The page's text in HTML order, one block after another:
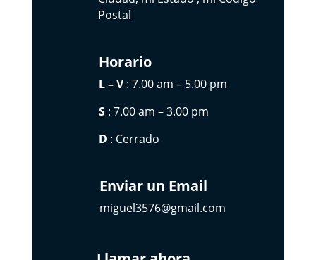
Postal
Horario
L – V: 7.00 am – 5.00 pm
S: 7.00 am – 3.00 pm
D : Cerrado
Enviar un Email
miguel3576@gmail.com